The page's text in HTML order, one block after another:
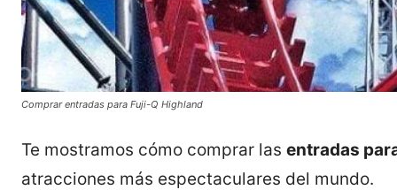
Comprar entradas para Fuji-Q Highland
Te mostramos cómo comprar las entradas
atracciones más espectaculares del mundo.